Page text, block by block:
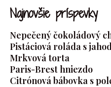
Najnovšie príspevky
Nepečený čokoládový
Pistáciová roláda s
Mrkvová torta
Paris-Brest hniezdo
Citrónová bábovka s